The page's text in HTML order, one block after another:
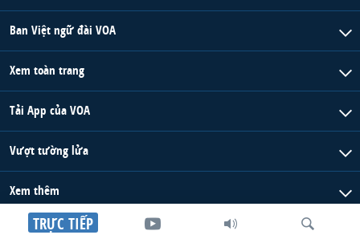
TRỰC TIẾP
Ban Việt ngữ đài VOA
Xem toàn trang
Tải App của VOA
Vượt tường lửa
Xem thêm